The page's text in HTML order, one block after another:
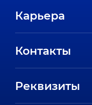
Направления
Карьера
Стажировки
Контакты
Реквизиты